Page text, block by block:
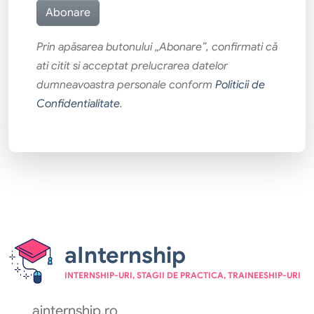
Prin apăsarea butonului „Abonare”, confirmati că
ati citit si acceptat prelucrarea datelor
dumneavoastra personale conform Politicii de
Confidentialitate.
aInternship
INTERNSHIP-URI, STAGII DE PRACTICA, TRAINEESHIP-URI